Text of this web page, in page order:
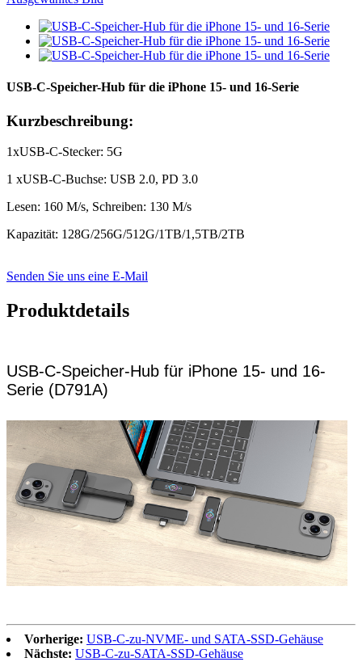
USB-C-Speicher-Hub für die iPhone 15- und 16-Serie
Kurzbeschreibung:
1xUSB-C-Stecker: 5G
1 xUSB-C-Buchse: USB 2.0, PD 3.0
Lesen: 160 M/s, Schreiben: 130 M/s
Kapazität: 128G/256G/512G/1TB/1,5TB/2TB
Senden Sie uns eine E-Mail
Produktdetails
USB-C-Speicher-Hub für iPhone 15- und 16-
Serie (D791A)
Vorherige: USB-C-zu-NVME- und SATA-SSD-Gehäuse
Nächste: USB-C-zu-SATA-SSD-Gehäuse